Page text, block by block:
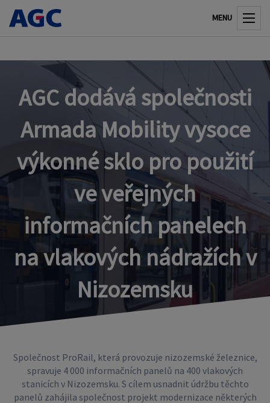
MENU
AGC dodává společnosti
Armada Mobility vysoce
výkonné sklo pro použití
ve veřejných
informačních panelech
na vlakových nádražích v
Nizozemsku
Společnost ProRail, která provozuje nizozemské železnice,
spravuje 4 000 informačních panelů na 400 vlakových
stanicích v Nizozemsku. S cílem usnadnit údržbu těchto
panelů zahájila společnost projekt modernizace některých